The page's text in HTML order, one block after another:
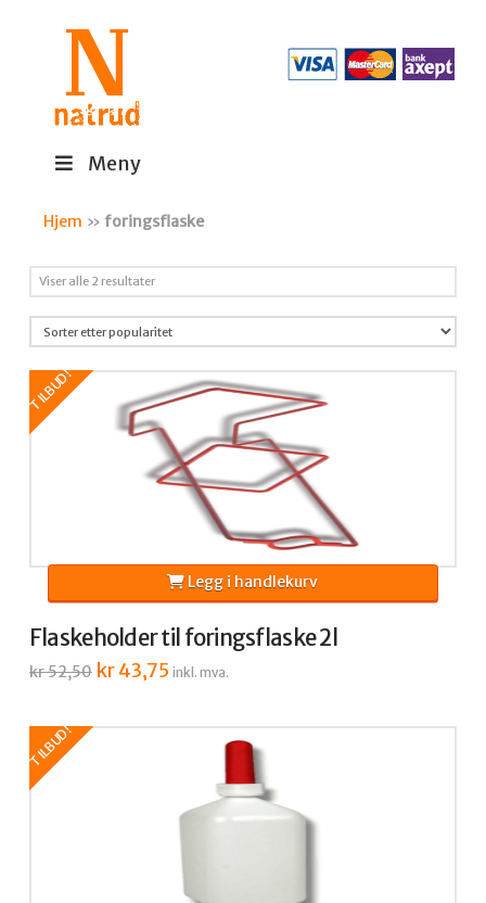
Meny
Hjem » foringsflaske
Viser alle 2 resultaterSortert
propularitet
TILBUD!
Flaskeholder til foringsflaske 2l
kr52,50 Opprinnelig
pris
kr43,75Nåværende
pris
inkl. mva.
Legg i handlekurv
TILBUD!